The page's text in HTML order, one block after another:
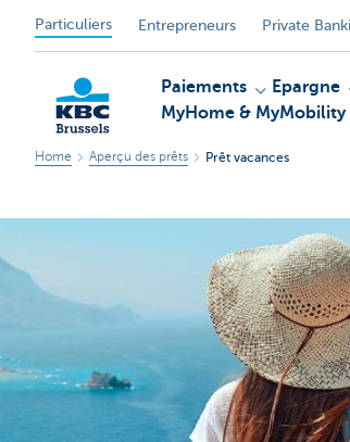
Particuliers Entrepreneurs Private
KBC
Paiements Epargne
MyHome & MyMobility
Home Aperçu des prêts Prêt vacances